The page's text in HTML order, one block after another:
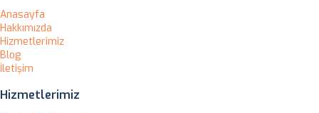
Anasayfa
Hakkımızda
Hizmetlerimiz
Blog
İletişim
Hizmetlerimiz